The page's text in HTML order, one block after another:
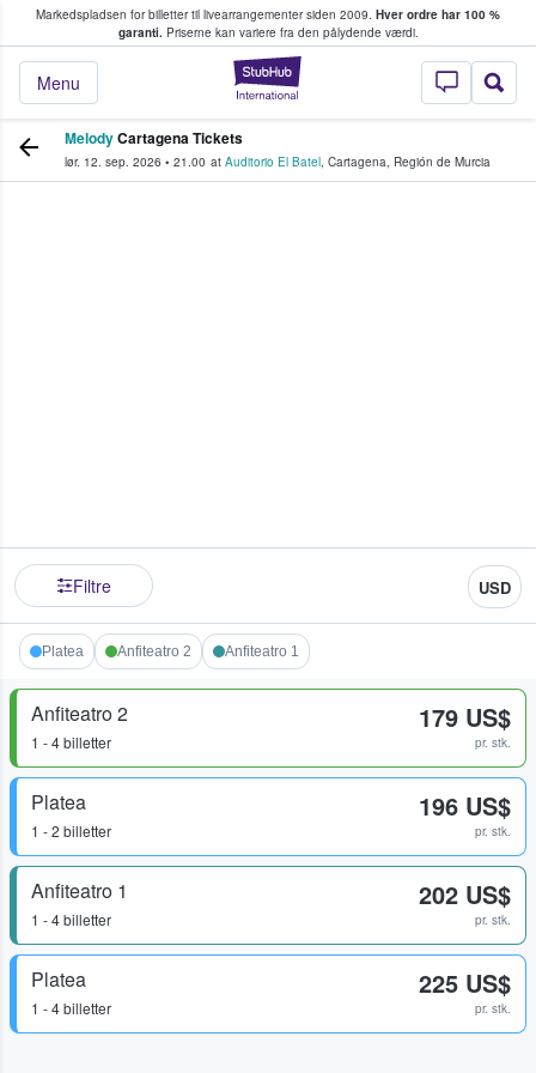
Markedspladsen for billetter til livearrangementer siden 2009. Hver ordre har 100 %
garanti.Priserne kan variere fra den pålydende værdi.
StubHub - Hvor
Menu
køber og sælger billetter
MelodyCartagena Tickets
lør. 12. sep. 2026 • 21.00 at Auditorio El Batel, Cartagena, Región de Murcia
Filtre USD
Platea Anfiteatro 2 Anfiteatro 1
Anfiteatro 2
1 - 4 billetter
179 US$
pr. stk.
Platea
1 - 2 billetter
196 US$
pr. stk.
Anfiteatro 1
1 - 4 billetter
202 US$
pr. stk.
Platea
1 - 4 billetter
225 US$
pr. stk.